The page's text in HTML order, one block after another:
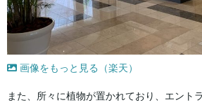
画像をもっと見る（楽天）
また、所々に植物が置かれており、エント